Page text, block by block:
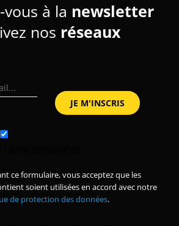
vous à la newsletter
nos réseaux
ce formulaire, vous acceptez que les
soient utilisées en accord avec notre
de protection des données.